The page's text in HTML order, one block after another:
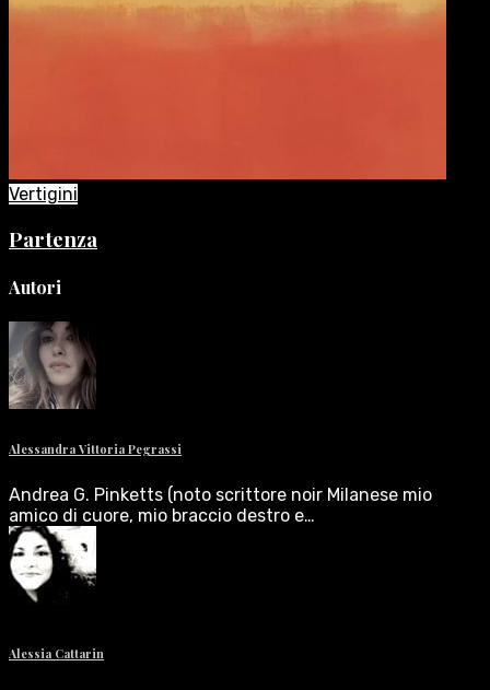
Vertigini
Partenza
Autori
Alessandra Vittoria Pegrassi
Andrea G. Pinketts (noto scrittore noir Milanese mio
amico di cuore, mio braccio destro e…
Alessia Cattarin